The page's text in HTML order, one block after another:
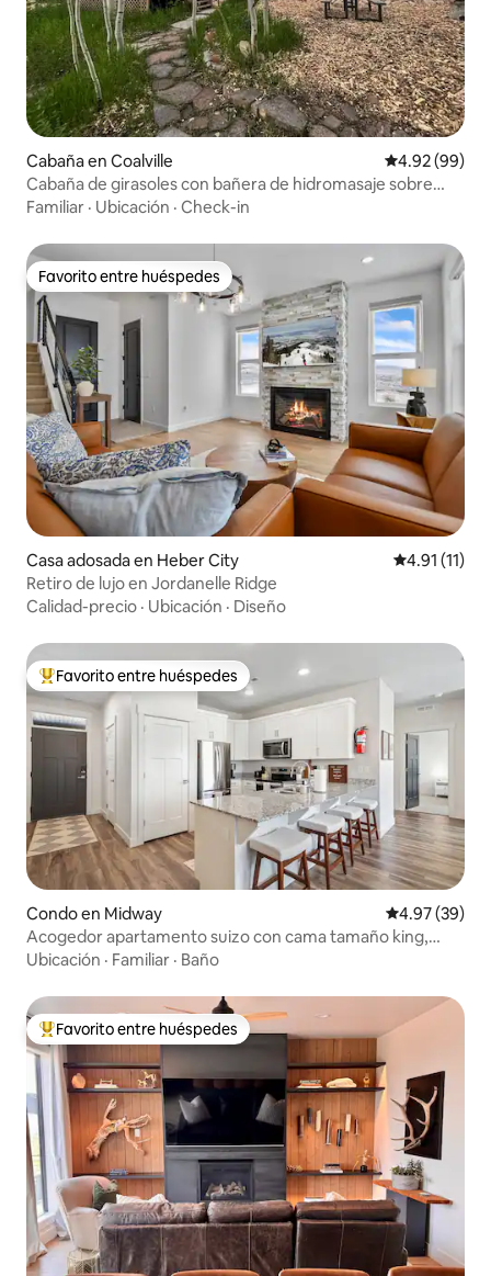
Cabaña en Coalville Calificación
4.92 (99)
Cabaña de girasoles con bañera de hidromasaje sobre
Park City
Familiar · Ubicación · Check-in
Favorito entre huéspedes
Favorito entre huéspedes
Casa adosada en Heber City Calificación
4.91 (11)
Retiro de lujo en Jordanelle Ridge
Calidad-precio · Ubicación · Diseño
Favorito entre huéspedes preferido
Favorito entre huéspedes
Condo en Midway Calificación
4.97 (39)
Acogedor apartamento suizo con cama tamaño king,
capacidad para 6 personas, manta gratuita
Ubicación · Familiar · Baño
Favorito entre huéspedes preferido
Favorito entre huéspedes